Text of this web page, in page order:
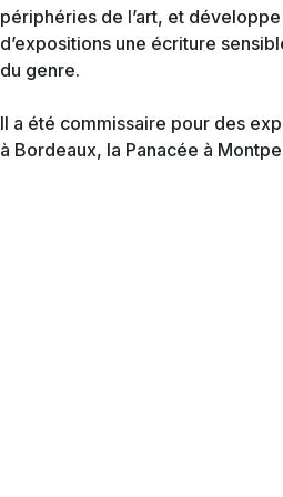
périphéries de l’art, et
d’expositions une écriture
du genre.
Il a été commissaire pour des
à Bordeaux, la Panacée à